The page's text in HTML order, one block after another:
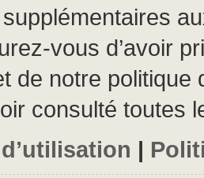
vous d’avoir
de notre
consulté toutes
|